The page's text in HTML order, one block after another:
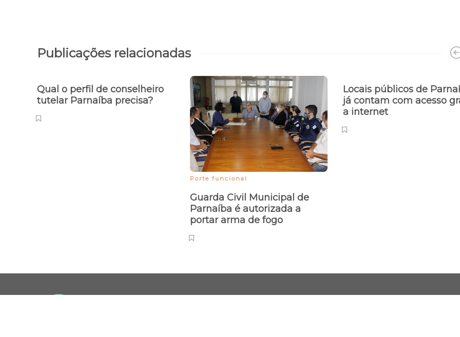
Publicações relacionadas
Qual o perfil de conselheiro
tutelar Parnaíba precisa?
Porte funcional
Guarda Civil Municipal de
Parnaíba é autorizada a
portar arma de fogo
Locais públicos de
já contam com acesso
a internet